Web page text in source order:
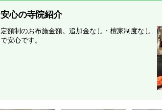
安心の寺院紹介
定額制のお布施金額。追加金なし・檀家制度なし
で安心です。